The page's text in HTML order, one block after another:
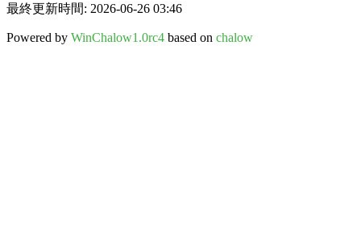
最終更新時間: 2026-06-26 03:46
Powered by WinChalow1.0rc4 based on chalow